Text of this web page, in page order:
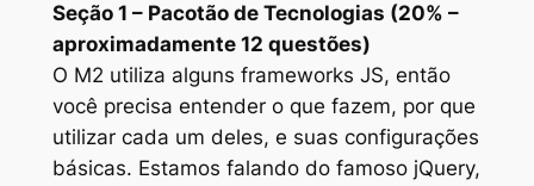
Seção 1 – Pacotão de Tecnologias (20% –
aproximadamente 12 questões)
O M2 utiliza alguns frameworks JS, então
você precisa entender o que fazem, por que
utilizar cada um deles, e suas configurações
básicas. Estamos falando do famoso jQuery,